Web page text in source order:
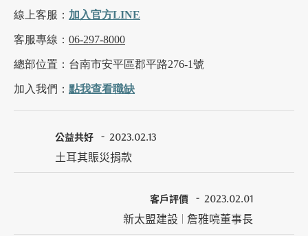
線上客服： 加入官方LINE
客服專線： 06-297-8000
總部位置：台南市安平區郡平路276-1號
加入我們： 點我查看職缺
公益共好 2023.02.13
土耳其賑災捐款
客戶評價 2023.02.01
新太盟建設 | 詹雅喨董事長